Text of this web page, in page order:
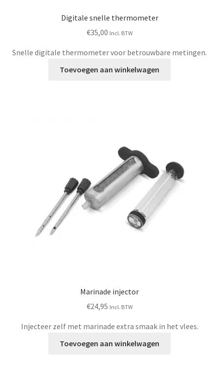
Digitale snelle thermometer
€35,00 Incl. BTW
Snelle digitale thermometer voor betrouwbare metingen.
Toevoegen aan winkelwagen
Marinade injector
€24,95 Incl. BTW
Injecteer zelf met marinade extra smaak in het vlees.
Toevoegen aan winkelwagen